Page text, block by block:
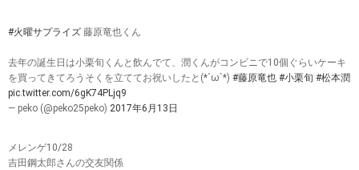
#火曜サプライズ 藤原竜也くん
去年の誕生日は小栗旬くんと飲んでて、潤くんがコンビニで10個ぐらいケーキ
を買ってきてろうそくを立ててお祝いしたと(*´ω`*) #藤原竜也 #小栗旬 #松本潤
pic.twitter.com/6gK74PLjq9
— peko (@peko25peko) 2017年6月13日
メレンゲ10/28
吉田鋼太郎さんの交友関係